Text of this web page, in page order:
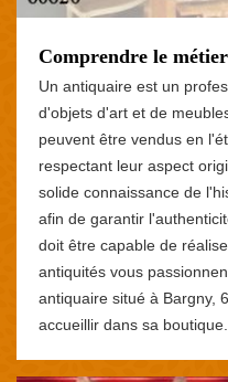
Comprendre le
Un antiquaire est un
d'objets d'art et de
peuvent être vendus en
respectant leur aspect
solide connaissance de
afin de garantir
doit être capable de
antiquités vous
antiquaire situé à Bargny,
accueillir dans sa boutique.